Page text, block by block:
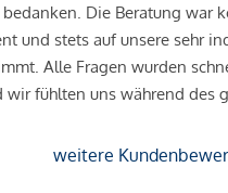
Die Beratung war
und stets auf unsere sehr
Alle Fragen wurden
fühlten uns während des
weitere